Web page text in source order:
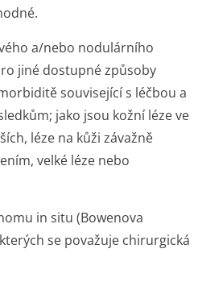
a/nebo nodulárního
jiné dostupné způsoby
související s léčbou a
jako jsou kožní léze ve
léze na kůži závažně
velké léze nebo
in situ (Bowenova
se považuje chirurgická